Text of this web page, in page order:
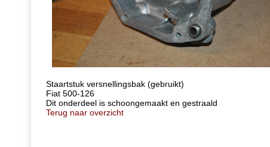
Staartstuk versnellingsbak (gebruikt)
Fiat 500-126
Dit onderdeel is schoongemaakt en gestraald
Terug naar overzicht